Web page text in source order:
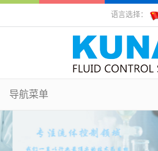
语言选择：
导航菜单